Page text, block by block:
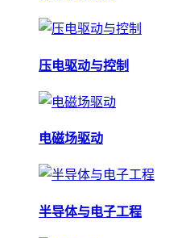
压电驱动与控制
电磁场驱动
半导体与电子工程